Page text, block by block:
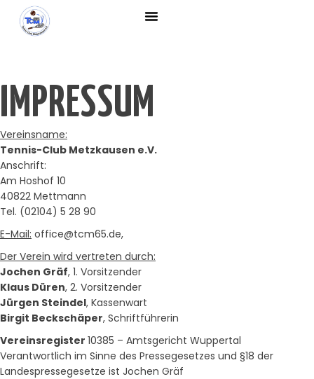
IMPRESSUM
Vereinsname:
Tennis-Club Metzkausen e.V.
Anschrift:
Am Hoshof 10
40822 Mettmann
Tel. (02104) 5 28 90
E-Mail: office@tcm65.de,
Der Verein wird vertreten durch:
Jochen Gräf, 1. Vorsitzender
Klaus Düren, 2. Vorsitzender
Jürgen Steindel, Kassenwart
Birgit Beckschäper, Schriftführerin
Vereinsregister 10385 – Amtsgericht Wuppertal
Verantwortlich im Sinne des Pressegesetzes und §18 der
Landespressegesetze ist Jochen Gräf